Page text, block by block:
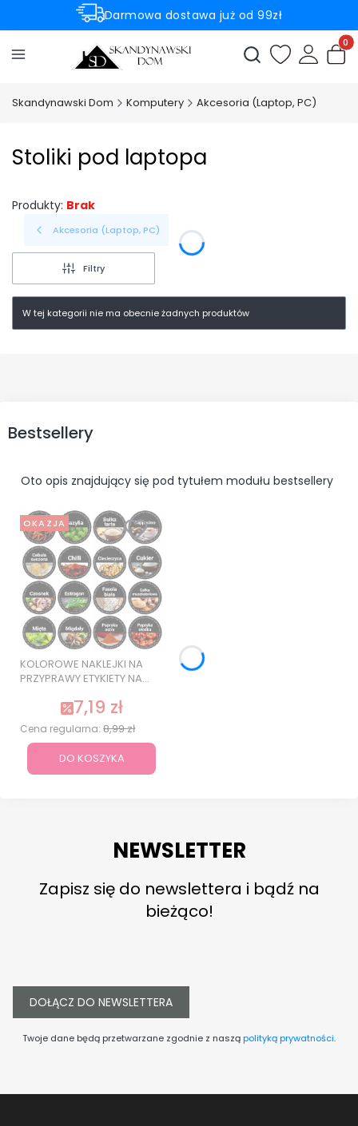
Darmowa dostawa już od 99zł
Rabaty -50% na wybrane produkty
Otwórz
Skandynawski Dom Komputery Akcesoria (Laptop, PC)
Stoliki pod laptopa
Produkty: Brak
Akcesoria (Laptop, PC)
Filtry
W tej kategorii nie ma obecnie żadnych produktów
Bestsellery
Oto opis znajdujący się pod tytułem modułu bestsellery
OKAZJA
KOLOROWE NAKLEJKI NA
PRZYPRAWY ETYKIETY NA
JAKOŚĆ
7,19 zł
Cena regularna: 8,99 zł
DO KOSZYKA
NEWSLETTER
Zapisz się do newslettera i bądź na
bieżąco!
DOŁĄCZ DO NEWSLETTERA
Twoje dane będą przetwarzane zgodnie z nasząpolityką prywatności.